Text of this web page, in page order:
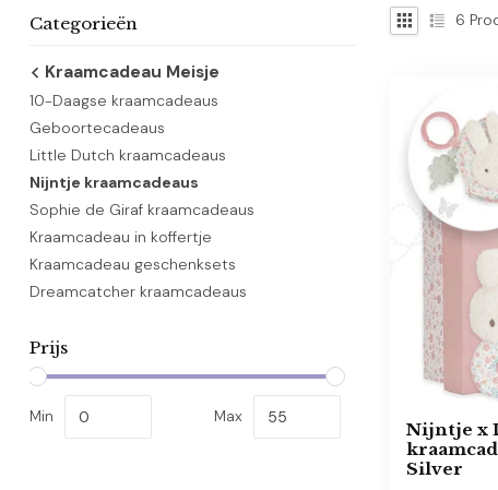
Categorieën
Kraamcadeau Meisje
10-Daagse kraamcadeaus
Geboortecadeaus
Little Dutch kraamcadeaus
Nijntje kraamcadeaus
Sophie de Giraf kraamcadeaus
Kraamcadeau in koffertje
Kraamcadeau geschenksets
Dreamcatcher kraamcadeaus
Prijs
Min Max
6
Nijntje x
Silver